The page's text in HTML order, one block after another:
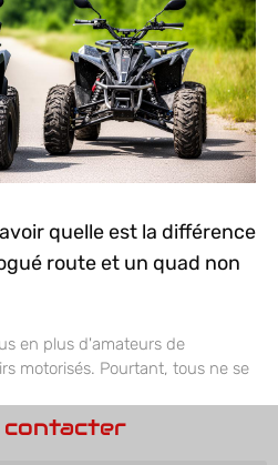
quelle est la différence
route et un quad non
en plus d'amateurs de
motorisés. Pourtant, tous ne se
contacter